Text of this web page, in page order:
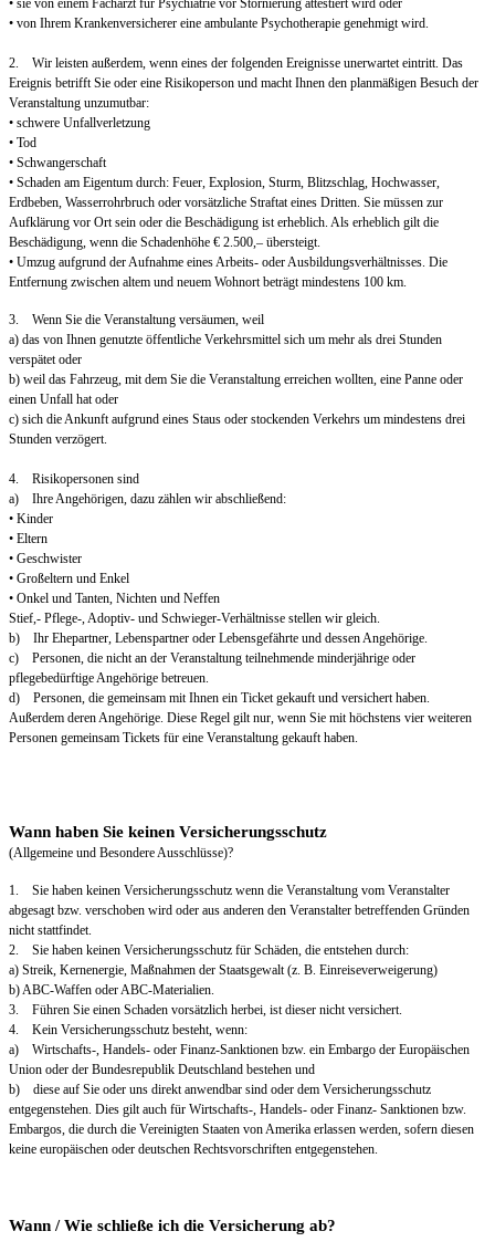
• sie von einem Facharzt für Psychiatrie vor Stornierung attestiert wird oder
• von Ihrem Krankenversicherer eine ambulante Psychotherapie genehmigt wird.
2. Wir leisten außerdem, wenn eines der folgenden Ereignisse unerwartet eintritt. Das
Ereignis betrifft Sie oder eine Risikoperson und macht Ihnen den planmäßigen Besuch der
Veranstaltung unzumutbar:
• schwere Unfallverletzung
• Tod
• Schwangerschaft
• Schaden am Eigentum durch: Feuer, Explosion, Sturm, Blitzschlag, Hochwasser,
Erdbeben, Wasserrohrbruch oder vorsätzliche Straftat eines Dritten. Sie müssen zur
Aufklärung vor Ort sein oder die Beschädigung ist erheblich. Als erheblich gilt die
Beschädigung, wenn die Schadenhöhe € 2.500,– übersteigt.
• Umzug aufgrund der Aufnahme eines Arbeits- oder Ausbildungsverhältnisses. Die
Entfernung zwischen altem und neuem Wohnort beträgt mindestens 100 km.
3. Wenn Sie die Veranstaltung versäumen, weil
a) das von Ihnen genutzte öffentliche Verkehrsmittel sich um mehr als drei Stunden
verspätet oder
b) weil das Fahrzeug, mit dem Sie die Veranstaltung erreichen wollten, eine Panne oder
einen Unfall hat oder
c) sich die Ankunft aufgrund eines Staus oder stockenden Verkehrs um mindestens drei
Stunden verzögert.
4. Risikopersonen sind
a) Ihre Angehörigen, dazu zählen wir abschließend:
• Kinder
• Eltern
• Geschwister
• Großeltern und Enkel
• Onkel und Tanten, Nichten und Neffen
Stief,- Pflege-, Adoptiv- und Schwieger-Verhältnisse stellen wir gleich.
b) Ihr Ehepartner, Lebenspartner oder Lebensgefährte und dessen Angehörige.
c) Personen, die nicht an der Veranstaltung teilnehmende minderjährige oder
pflegebedürftige Angehörige betreuen.
d) Personen, die gemeinsam mit Ihnen ein Ticket gekauft und versichert haben.
Außerdem deren Angehörige. Diese Regel gilt nur, wenn Sie mit höchstens vier weiteren
Personen gemeinsam Tickets für eine Veranstaltung gekauft haben.
Wann haben Sie keinen Versicherungsschutz
(Allgemeine und Besondere Ausschlüsse)?
1. Sie haben keinen Versicherungsschutz wenn die Veranstaltung vom Veranstalter
abgesagt bzw. verschoben wird oder aus anderen den Veranstalter betreffenden Gründen
nicht stattfindet.
2. Sie haben keinen Versicherungsschutz für Schäden, die entstehen durch:
a) Streik, Kernenergie, Maßnahmen der Staatsgewalt (z. B. Einreiseverweigerung)
b) ABC-Waffen oder ABC-Materialien.
3. Führen Sie einen Schaden vorsätzlich herbei, ist dieser nicht versichert.
4. Kein Versicherungsschutz besteht, wenn:
a) Wirtschafts-, Handels- oder Finanz-Sanktionen bzw. ein Embargo der Europäischen
Union oder der Bundesrepublik Deutschland bestehen und
b) diese auf Sie oder uns direkt anwendbar sind oder dem Versicherungsschutz
entgegenstehen. Dies gilt auch für Wirtschafts-, Handels- oder Finanz- Sanktionen bzw.
Embargos, die durch die Vereinigten Staaten von Amerika erlassen werden, sofern diesen
keine europäischen oder deutschen Rechtsvorschriften entgegenstehen.
Wann / Wie schließe ich die Versicherung ab?